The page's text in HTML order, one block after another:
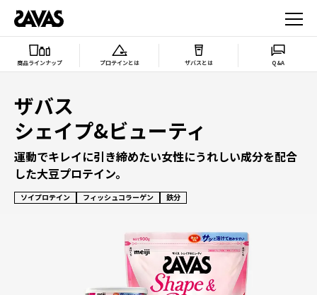
商品ラインナップ プロテインとは ザバスとは Q&A
ザバス
シェイプ&ビューティ
運動でキレイに引き締めたい女性にうれしい成分を配合
した大豆プロテイン。
ソイプロテイン フィッシュコラーゲン 鉄分